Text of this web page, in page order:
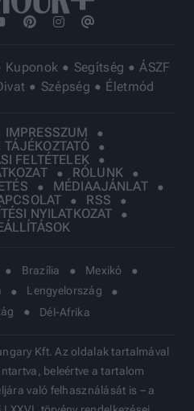
Kuponok Segítség
ÁSZF
Szépség Életmód
IMPRESSZUM
FELTÉTELEK
RÓLUNK
MÉDIAAJÁNLAT
RSS
NYILATKOZAT
Brazília
Mexikó
Lengyelország
Dél-Afrika
Kft. Az oldalak tartalmával
beleértve a tartalom
való felhasználását is – a